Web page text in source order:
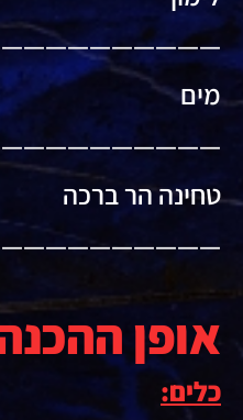
מים
טחינה הר ברכה
אופן
כלים: